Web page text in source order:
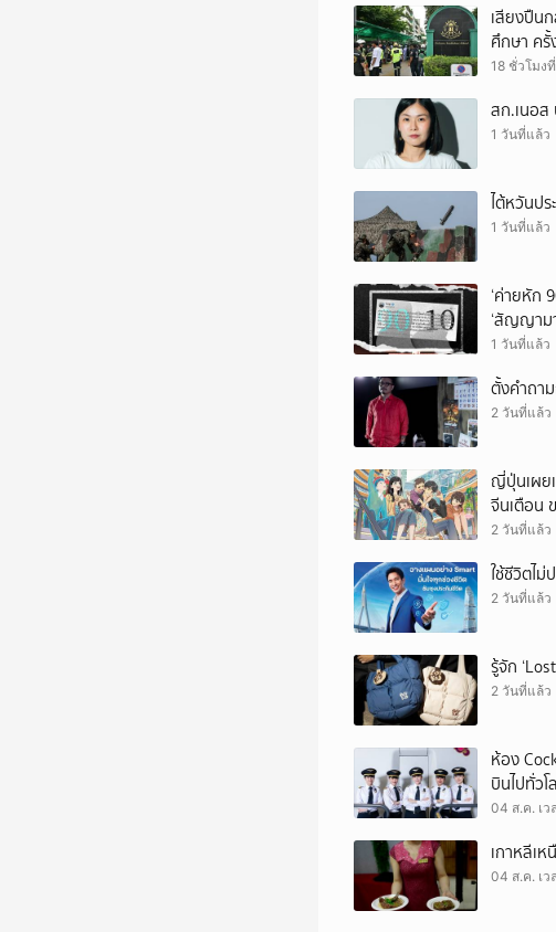
เสียงปืน
ศึกษา ครั้
18 ชั่วโมง
สก.เนอส
1 วันที่แล้ว
ไต้หวันปร
1 วันที่แล้ว
‘ค่ายหัก
‘สัญญาม
1 วันที่แล้ว
ตั้งคำถา
2 วันที่แล้ว
ญี่ปุ่นเผย
จีนเตือน
2 วันที่แล้ว
ใช้ชีวิตไม่
2 วันที่แล้ว
รู้จัก
2 วันที่แล้ว
ห้อง
บินไปทั่วโ
04 ส.ค. เว
เกาหลีเ
04 ส.ค. เว